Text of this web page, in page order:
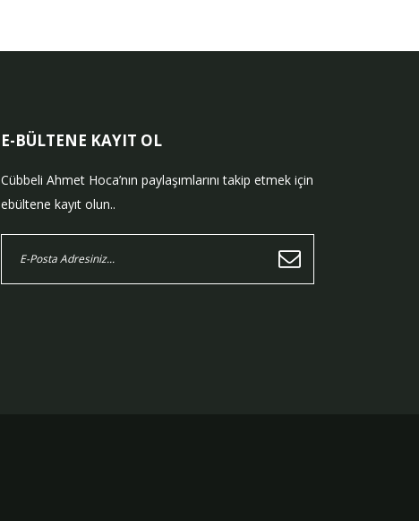
E-BÜLTENE KAYIT OL
Cübbeli Ahmet Hoca’nın paylaşımlarını takip etmek için
ebültene kayıt olun..